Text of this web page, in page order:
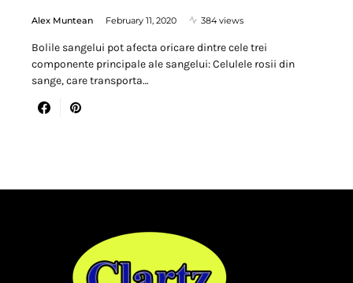
Alex Muntean February 11, 2020 384 views
Bolile sangelui pot afecta oricare dintre cele trei
componente principale ale sangelui: Celulele rosii din
sange, care transporta…